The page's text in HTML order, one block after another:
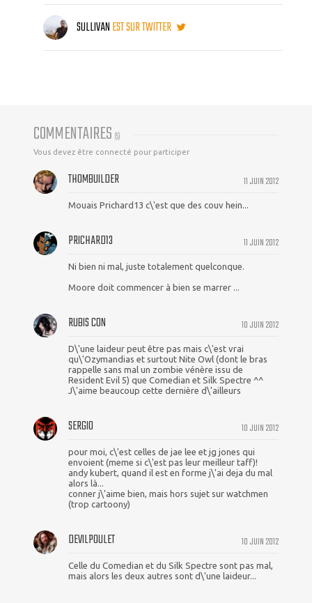
SULLIVANEST SUR TWITTER
COMMENTAIRES (5)
Vous devez être connecté pour participer
11 JUIN 2012
THOMBUILDER
Mouais Prichard13 c\'est que des couv hein...
11 JUIN 2012
PRICHARD13
Ni bien ni mal, juste totalement quelconque.
Moore doit commencer à bien se marrer ...
10 JUIN 2012
RUBIS CON
D\'une laideur peut être pas mais c\'est vrai
qu\'Ozymandias et surtout Nite Owl (dont le bras
rappelle sans mal un zombie vénère issu de
Resident Evil 5) que Comedian et Silk Spectre ^^
J\'aime beaucoup cette dernière d\'ailleurs
10 JUIN 2012
SERGIO
pour moi, c\'est celles de jae lee et jg jones qui
envoient (meme si c\'est pas leur meilleur taff)!
andy kubert, quand il est en forme j\'ai deja du mal
alors là...
conner j\'aime bien, mais hors sujet sur watchmen
(trop cartoony)
10 JUIN 2012
DEVILPOULET
Celle du Comedian et du Silk Spectre sont pas mal,
mais alors les deux autres sont d\'une laideur...